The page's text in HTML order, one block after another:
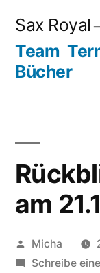
springen
Sax Royal
Team
Bücher
am
Veröffentlicht
von
Micha
Schreibe